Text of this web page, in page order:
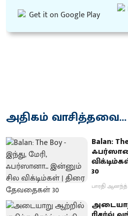
அதிகம் வாசித்தவை...
Balan:
30
பாரதி ஆனந்த்